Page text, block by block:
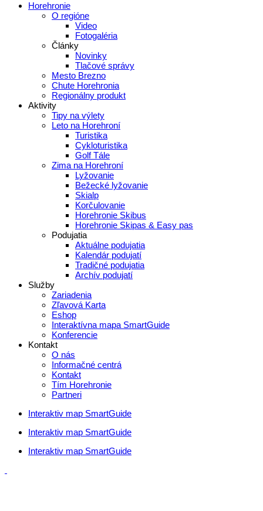
Horehronie
O regióne
Video
Fotogaléria
Články
Novinky
Tlačové správy
Mesto Brezno
Chute Horehronia
Regionálny produkt
Aktivity
Tipy na výlety
Leto na Horehroní
Turistika
Cykloturistika
Golf Tále
Zima na Horehroní
Lyžovanie
Bežecké lyžovanie
Skialp
Korčulovanie
Horehronie Skibus
Horehronie Skipas & Easy pas
Podujatia
Aktuálne podujatia
Kalendár podujatí
Tradičné podujatia
Archív podujatí
Služby
Zariadenia
Zľavová Karta
Eshop
Interaktívna mapa SmartGuide
Konferencie
Kontakt
O nás
Informačné centrá
Kontakt
Tím Horehronie
Partneri
Interaktiv map SmartGuide
Interaktiv map SmartGuide
Interaktiv map SmartGuide